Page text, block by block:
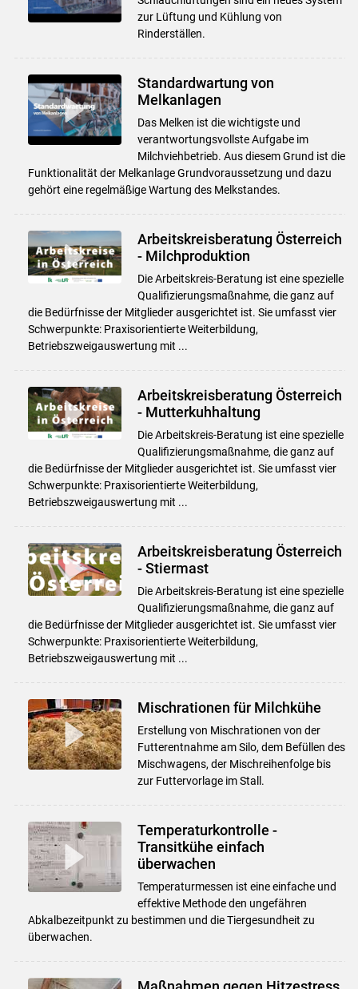
zur Lüftung und Kühlung von
Rinderställen.
Standardwartung von
Melkanlagen
Das Melken ist die wichtigste und
verantwortungsvollste Aufgabe im
Milchviehbetrieb. Aus diesem Grund ist die
Funktionalität der Melkanlage Grundvoraussetzung und dazu
gehört eine regelmäßige Wartung des Melkstandes.
Arbeitskreisberatung Österreich
- Milchproduktion
Die Arbeitskreis-Beratung ist eine spezielle
Qualifizierungsmaßnahme, die ganz auf
die Bedürfnisse der Mitglieder ausgerichtet ist. Sie umfasst vier
Schwerpunkte: Praxisorientierte Weiterbildung,
Betriebszweigauswertung mit ...
Arbeitskreisberatung Österreich
- Mutterkuhhaltung
Die Arbeitskreis-Beratung ist eine spezielle
Qualifizierungsmaßnahme, die ganz auf
die Bedürfnisse der Mitglieder ausgerichtet ist. Sie umfasst vier
Schwerpunkte: Praxisorientierte Weiterbildung,
Betriebszweigauswertung mit ...
Arbeitskreisberatung Österreich
- Stiermast
Die Arbeitskreis-Beratung ist eine spezielle
Qualifizierungsmaßnahme, die ganz auf
die Bedürfnisse der Mitglieder ausgerichtet ist. Sie umfasst vier
Schwerpunkte: Praxisorientierte Weiterbildung,
Betriebszweigauswertung mit ...
Mischrationen für Milchkühe
Erstellung von Mischrationen von der
Futterentnahme am Silo, dem Befüllen des
Mischwagens, der Mischreihenfolge bis
zur Futtervorlage im Stall.
Temperaturkontrolle -
Transitkühe einfach
überwachen
Temperaturmessen ist eine einfache und
effektive Methode den ungefähren
Abkalbezeitpunkt zu bestimmen und die Tiergesundheit zu
überwachen.